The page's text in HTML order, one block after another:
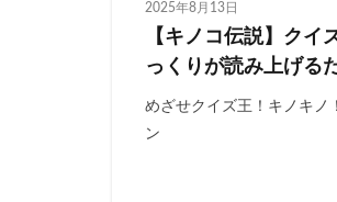
2025年8月13日
【キノコ伝説】クイ
っくりが読み上げる
めざせクイズ王！キノキ
ン